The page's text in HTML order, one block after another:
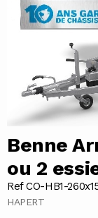
Benne
ou 2
Ref CO-HB1-
HAPERT